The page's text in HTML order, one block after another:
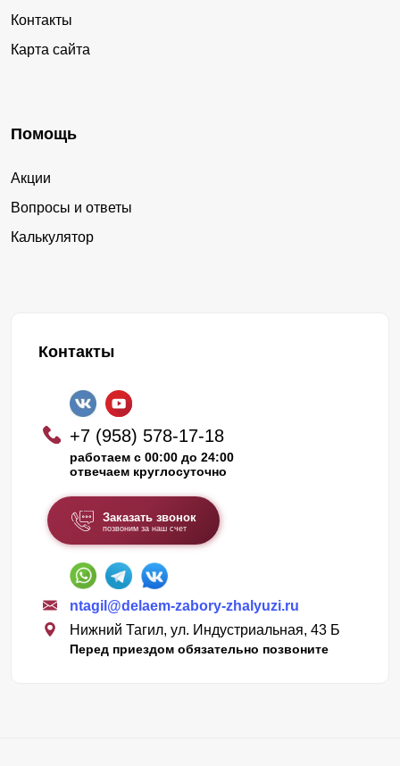
Контакты
Карта сайта
Помощь
Акции
Вопросы и ответы
Калькулятор
Контакты
+7 (958) 578-17-18
работаем с 00:00 до 24:00
отвечаем круглосуточно
Заказать звонок
позвоним за наш счет
ntagil@delaem-zabory-zhalyuzi.ru
Нижний Тагил, ул. Индустриальная, 43 Б
Перед приездом обязательно позвоните